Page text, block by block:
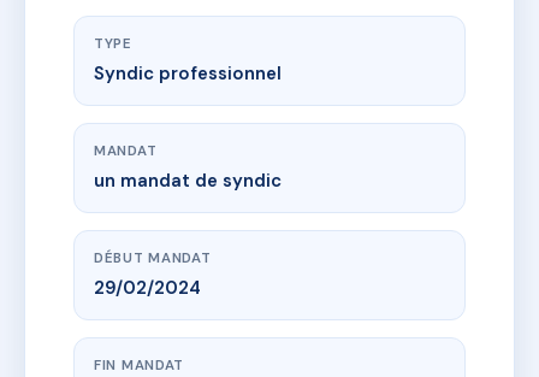
TYPE
Syndic professionnel
MANDAT
un mandat de syndic
DÉBUT MANDAT
29/02/2024
FIN MANDAT